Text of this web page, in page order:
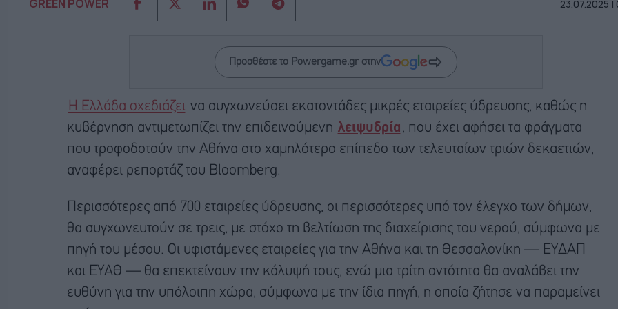
GREEN POWER 23.07.2025 |
Προσθέστε το Powergame.gr στην
Η Ελλάδα σχεδιάζει να συγχωνεύσει εκατοντάδες μικρές εταιρείες ύδρευσης, καθώς η
κυβέρνηση αντιμετωπίζει την επιδεινούμενη λειψυδρία , που έχει αφήσει τα φράγματα
που τροφοδοτούν την Αθήνα στο χαμηλότερο επίπεδο των τελευταίων τριών δεκαετιών,
αναφέρει ρεπορτάζ του Bloomberg.
Περισσότερες από 700 εταιρείες ύδρευσης, οι περισσότερες υπό τον έλεγχο των δήμων,
θα συγχωνευτούν σε τρεις, με στόχο τη βελτίωση της διαχείρισης του νερού, σύμφωνα με
πηγή του μέσου. Οι υφιστάμενες εταιρείες για την Αθήνα και τη Θεσσαλονίκη — ΕΥΔΑΠ
και ΕΥΑΘ — θα επεκτείνουν την κάλυψή τους, ενώ μια τρίτη οντότητα θα αναλάβει την
ευθύνη για την υπόλοιπη χώρα, σύμφωνα με την ίδια πηγή, η οποία ζήτησε να παραμείνει